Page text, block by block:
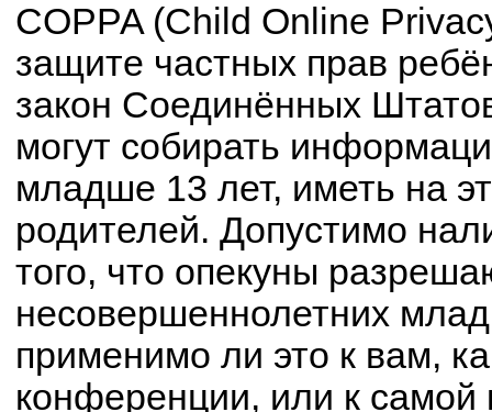
COPPA (Child Online
защите частных прав
закон Соединённых
могут собирать
младше 13 лет, иметь на
родителей. Допустимо
того, что опекуны
несовершеннолетних
применимо ли это к вам,
конференции, или к самой